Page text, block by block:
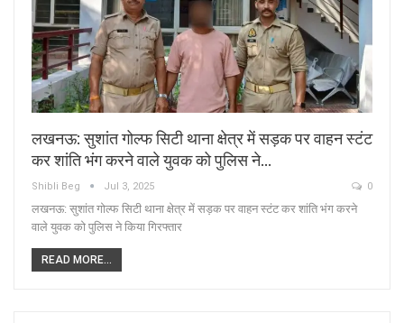
लखनऊ: सुशांत गोल्फ सिटी थाना क्षेत्र में सड़क पर वाहन स्टंट
कर शांति भंग करने वाले युवक को पुलिस ने…
Shibli Beg Jul 3, 2025 0
लखनऊ: सुशांत गोल्फ सिटी थाना क्षेत्र में सड़क पर वाहन स्टंट कर शांति भंग करने
वाले युवक को पुलिस ने किया गिरफ्तार
READ MORE...